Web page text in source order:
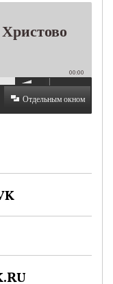
00:00
Отдельным окном